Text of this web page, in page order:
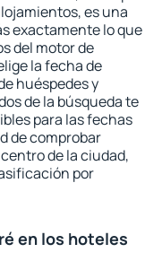
es una
exactamente lo que
del motor de
la fecha de
huéspedes y
de la búsqueda te
para las fechas
de comprobar
de la ciudad,
por
en los hoteles